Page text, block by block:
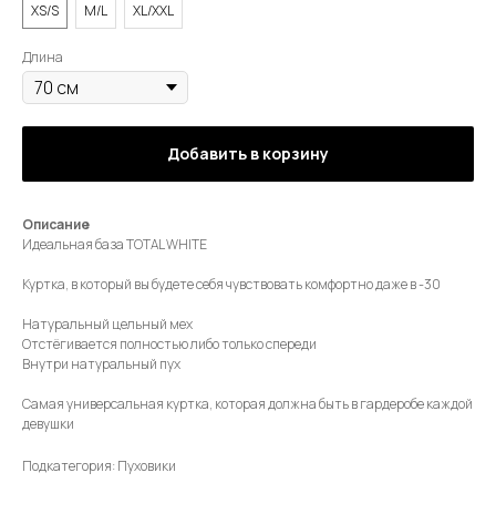
XS/S
M/L XL/XXL
Длина
Добавить в корзину
Описание
Идеальная база TOTAL WHITE
Куртка, в который вы будете себя чувствовать комфортно даже в -30
Натуральный цельный мех
Отстёгивается полностью либо только спереди
Внутри натуральный пух
Самая универсальная куртка, которая должна быть в гардеробе каждой
девушки
Подкатегория: Пуховики